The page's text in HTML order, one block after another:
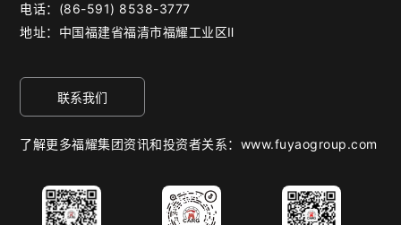
电话： (86-591) 8538-3777
地址： 中国福建省福清市福耀工业区Ⅱ
联系我们
了解更多福耀集团资讯和投资者关系：www.fuyaogroup.com